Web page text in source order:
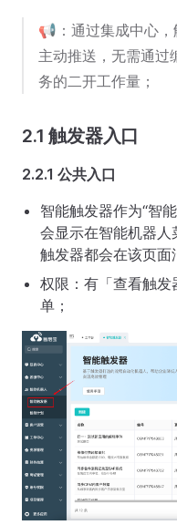
📢：通过集成中心
主动推送，无需通过
务的二开工作量；
2.1 触发器入口
2.2.1 公共入口
智能触发器作为“智
会显示在智能机器
触发器都会在该页面
权限：有「查看触
单；